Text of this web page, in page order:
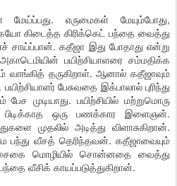
எருமைகள் மேயும்போது,
கிடைத்த கிரிக்கெட் பந்தை வைத்து
சாய்ப்பான். கதீஜா இது போதாது என்று
பயிற்சியாளரை சம்மதிக்க
வாங்கித் தருகிறாள். ஆனால் கதீஜாவும்
பேசுவதை இக்பாலால் புரிந்து
முடியாது. பயிற்சியில் மற்றுமொரு
ஒரு பணக்கார இளைஞன்.
முதலில் அடித்து விளாசுகிறான்.
பந்து வீசத் தெரிந்தவன். கதீஜாவையும்
மொழியில் சொன்னதை வைத்து
வீசிக் காயப்படுத்துகிறான்.